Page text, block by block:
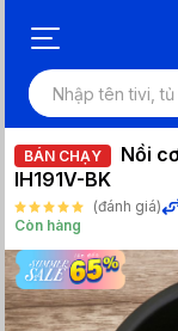
BÁN CHẠY
Nồi
IH191V-BK
(đánh giá)
Còn hàng